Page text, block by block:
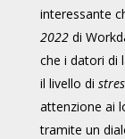
interessante
2022di
che i datori di
il livello di
attenzione ai
tramite un